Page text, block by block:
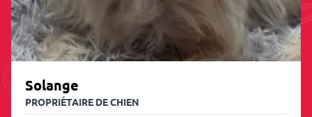
Solange
PROPRIÉTAIRE DE CHIEN